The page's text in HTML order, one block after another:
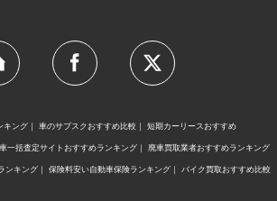
キング 車のサブスクおすすめ比較 短期カーリースおすすめ
車一括査定サイトおすすめランキング 廃車買取業者おすすめランキング
ンキング 保険料安い自動車保険ランキング バイク買取おすすめ比較